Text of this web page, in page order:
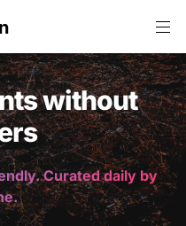
without
Curated daily by